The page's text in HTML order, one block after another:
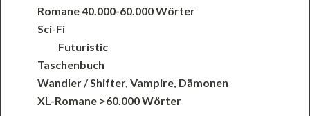
Romane 40.000-60.000 Wörter
Sci-Fi
Futuristic
Taschenbuch
Wandler / Shifter, Vampire, Dämonen
XL-Romane >60.000 Wörter